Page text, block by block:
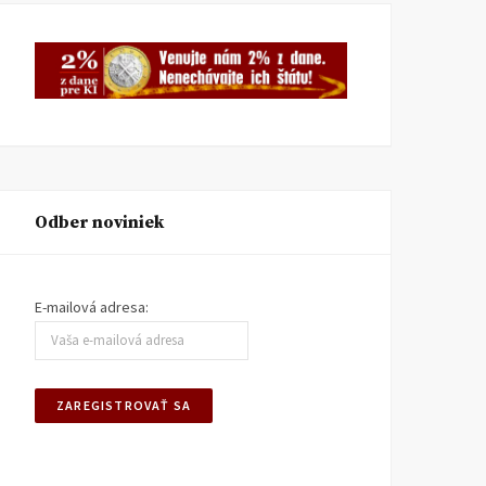
Odber noviniek
E-mailová adresa: